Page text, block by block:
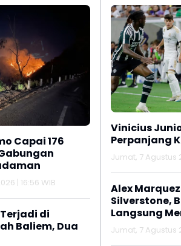
Capai 176
| 16:56 WIB
di
Baliem, Dua
Vinicius
Perpanjang
Jumat, 7 Agustus
Alex
Silverstone,
Langsung
Jumat, 7 Agustus